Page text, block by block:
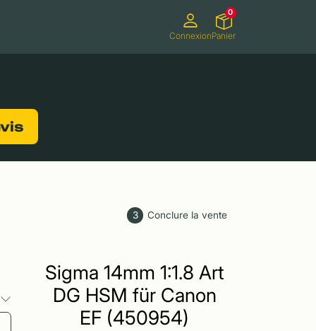
ConnexionPanier
0
3 Conclure la vente
Sigma 14mm 1:1.8 Art
DG HSM für Canon
EF (450954)